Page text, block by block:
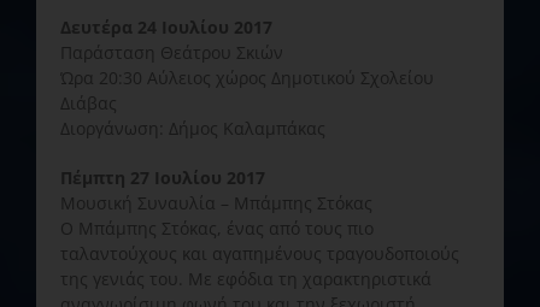
Δευτέρα 24 Ιουλίου 2017
Παράσταση Θεάτρου Σκιών
Ώρα 20:30 Αύλειος χώρος Δημοτικού Σχολείου
Διάβας
Διοργάνωση: Δήμος Καλαμπάκας
Πέμπτη 27 Ιουλίου 2017
Μουσική Συναυλία – Μπάμπης Στόκας
Ο Μπάμπης Στόκας, ένας από τους πιο
ταλαντούχους και αγαπημένους τραγουδοποιούς
της γενιάς του. Με εφόδια τη χαρακτηριστικά